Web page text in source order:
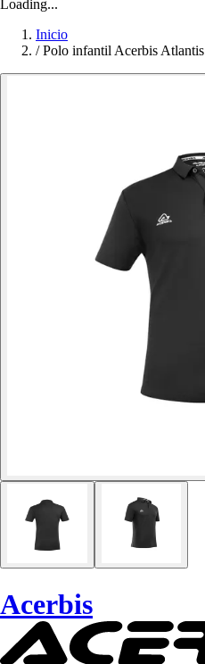
Loading...
Inicio
/ Polo infantil Acerbis Atlantis
Acerbis